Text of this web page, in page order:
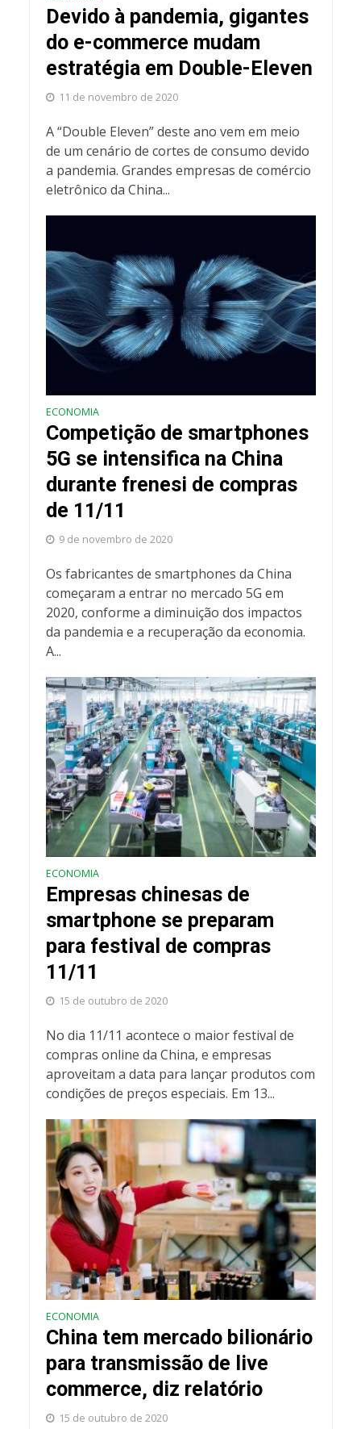
Devido à pandemia, gigantes
do e-commerce mudam
estratégia em Double-Eleven
11 de novembro de 2020
A “Double Eleven” deste ano vem em meio
de um cenário de cortes de consumo devido
a pandemia. Grandes empresas de comércio
eletrônico da China...
ECONOMIA
Competição de smartphones
5G se intensifica na China
durante frenesi de compras
de 11/11
9 de novembro de 2020
Os fabricantes de smartphones da China
começaram a entrar no mercado 5G em
2020, conforme a diminuição dos impactos
da pandemia e a recuperação da economia.
A...
ECONOMIA
Empresas chinesas de
smartphone se preparam
para festival de compras
11/11
15 de outubro de 2020
No dia 11/11 acontece o maior festival de
compras online da China, e empresas
aproveitam a data para lançar produtos com
condições de preços especiais. Em 13...
ECONOMIA
China tem mercado bilionário
para transmissão de live
commerce, diz relatório
15 de outubro de 2020